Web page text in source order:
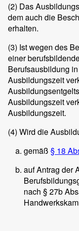
(2) Das
dem auch die
erhalten.
(3) Ist wegen des
einer
Berufsausbildung
Ausbildungszeit
Ausbildungszeit
Ausbildungszeit.
(4) Wird die
gemäß § 18
auf Antrag der
nach § 27b